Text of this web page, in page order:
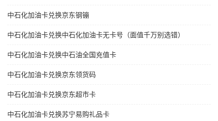
中石化加油卡兑换京东钢镚
中石化加油卡兑换中石化加油卡无卡号（面值千万别选错）
中石化加油卡兑换中石油全国充值卡
中石化加油卡兑换京东领货码
中石化加油卡兑换京东超市卡
中石化加油卡兑换苏宁易购礼品卡